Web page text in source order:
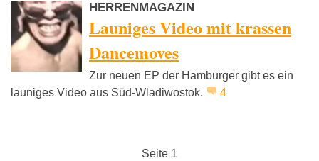
HERRENMAGAZIN
Launiges Video mit krassen
Dancemoves
Zur neuen EP der Hamburger gibt es ein
launiges Video aus Süd-Wladiwostok.
4
Seite 1